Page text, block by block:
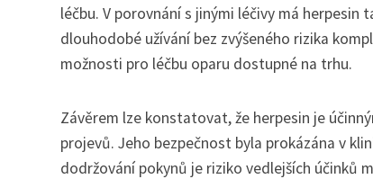
léčbu. V porovnání s jinými léčivy má
dlouhodobé užívání bez zvýšeného rizika
možnosti pro léčbu oparu dostupné na trhu.
Závěrem lze konstatovat, že herpesin je
projevů. Jeho bezpečnost byla prokázána v
dodržování pokynů je riziko vedlejších účinků